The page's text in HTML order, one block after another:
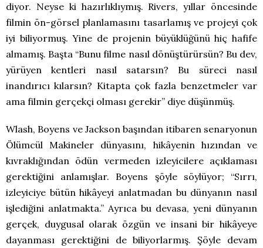
diyor. Neyse ki hazırlıklıymış. Rivers, yıllar öncesinde
filmin ön-görsel planlamasını tasarlamış ve projeyi çok
iyi biliyormuş. Yine de projenin büyüklüğünü hiç hafife
almamış. Başta “Bunu filme nasıl dönüştürürsün? Bu dev,
yürüyen kentleri nasıl satarsın? Bu süreci nasıl
inandırıcı kılarsın? Kitapta çok fazla benzetmeler var
ama filmin gerçekçi olması gerekir” diye düşünmüş.
Wlash, Boyens ve Jackson başından itibaren senaryonun
Ölümcül Makineler dünyasını, hikâyenin hızından ve
kıvraklığından ödün vermeden izleyicilere açıklaması
gerektiğini anlamışlar. Boyens şöyle söylüyor; “Sırrı,
izleyiciye bütün hikâyeyi anlatmadan bu dünyanın nasıl
işlediğini anlatmakta.” Ayrıca bu devasa, yeni dünyanın
gerçek, duygusal olarak özgün ve insani bir hikâyeye
dayanması gerektiğini de biliyorlarmış. Şöyle devam